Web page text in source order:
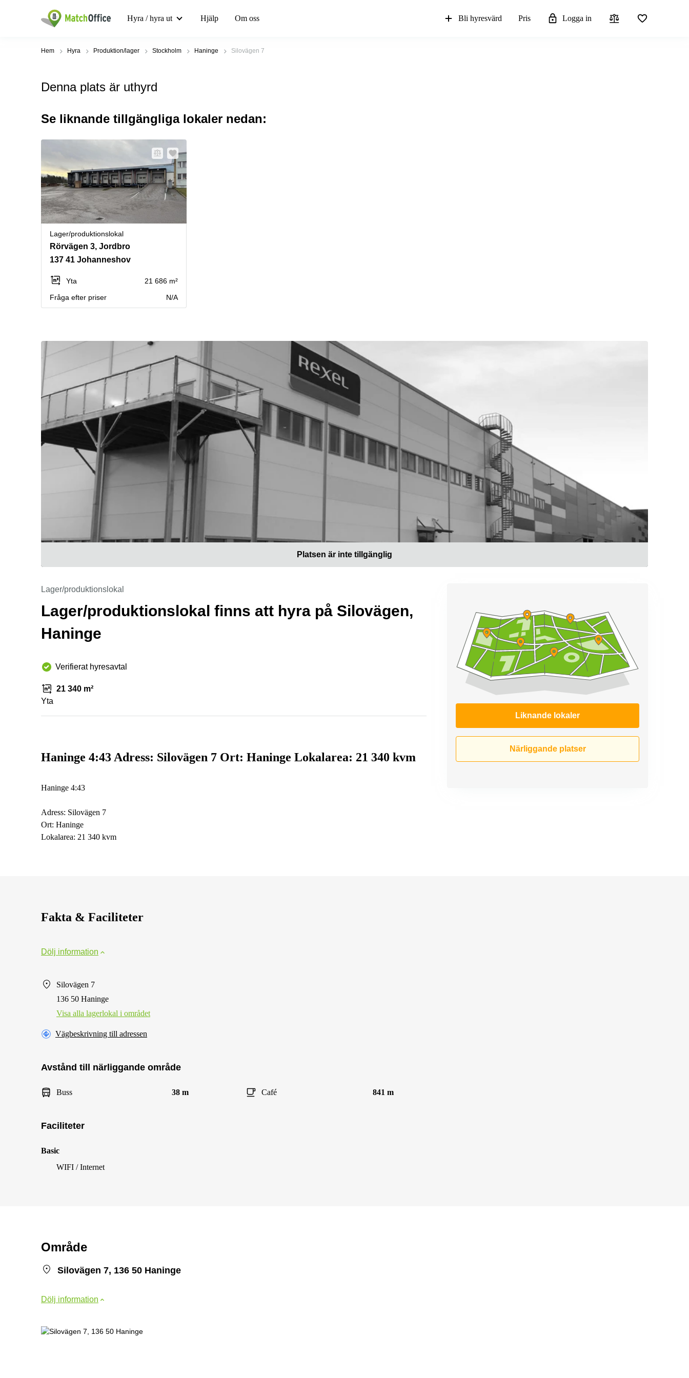
Hyra / hyra ut Hjälp Om oss Bli hyresvärd Pris Logga in
Hem Hyra Produktion/lager Stockholm Haninge Silovägen 7
Denna plats är uthyrd
Se liknande tillgängliga lokaler nedan:
Lager/produktionslokal
Rörvägen 3, Jordbro
137 41 Johanneshov
Yta
21 686 m²
Fråga efter priser
N/A
Platsen är inte tillgänglig
Lager/produktionslokal
Lager/produktionslokal finns att hyra på Silovägen,
Haninge
Verifierat hyresavtal
21 340 m²
Yta
Liknande lokaler
Närliggande platser
Haninge 4:43 Adress: Silovägen 7 Ort: Haninge Lokalarea: 21 340 kvm
Haninge 4:43
Adress: Silovägen 7
Ort: Haninge
Lokalarea: 21 340 kvm
Fakta & Faciliteter
Dölj information
Silovägen 7
136 50 Haninge
Visa alla lagerlokal i området
Vägbeskrivning till adressen
Avstånd till närliggande område
Buss 38 m Café 841 m
Faciliteter
Basic
WIFI / Internet
Område
Silovägen 7, 136 50 Haninge
Dölj information